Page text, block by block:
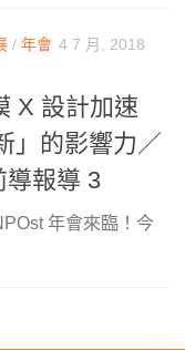
/ 年會 4 7 月, 2018
X 設計加速
」的影響力／
導報導 3
年會來臨！今